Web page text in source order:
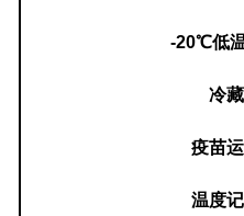
-20℃低
冷
疫苗
温度